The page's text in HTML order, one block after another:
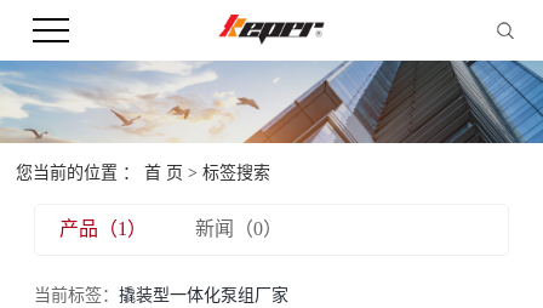
您当前的位置 ：首 页 > 标签搜索
产品（1） 新闻（0）
当前标签：撬装型一体化泵组厂家